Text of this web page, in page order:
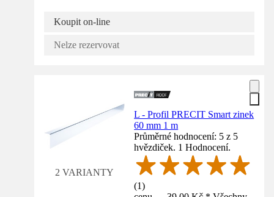
Koupit on-line
Nelze rezervovat
2 VARIANTY
L - Profil PRECIT Smart zinek
60 mm 1 m
Průměrné hodnocení: 5 z 5
hvězdiček. 1 Hodnocení.
(1)